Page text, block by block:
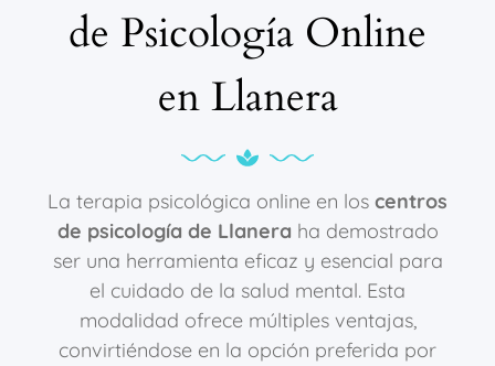
de Psicología Online
en Llanera
La terapia psicológica online en los centros
de psicología de Llanera ha demostrado
ser una herramienta eficaz y esencial para
el cuidado de la salud mental. Esta
modalidad ofrece múltiples ventajas,
convirtiéndose en la opción preferida por